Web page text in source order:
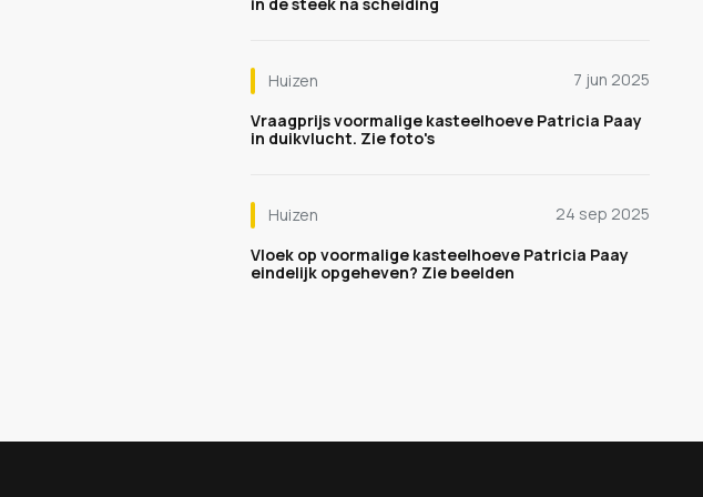
Huizen
7 jun 2025
Vraagprijs voormalige kasteelhoeve Patricia Paay
in duikvlucht. Zie foto's
Huizen
24 sep 2025
Vloek op voormalige kasteelhoeve Patricia Paay
eindelijk opgeheven? Zie beelden